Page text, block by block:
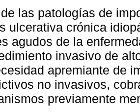
las patologías de
ulcerativa crónica
agudos de la
invasivo de
apremiante de
no invasivos,
previamente